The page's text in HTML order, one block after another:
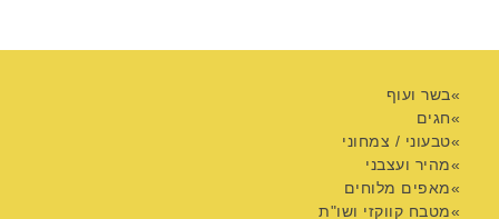
בשר ועוף
חגים
טבעוני / צמחוני
מהיר ועצבני
מאפים מלוחים
מטבח קווקזי ושו"ת